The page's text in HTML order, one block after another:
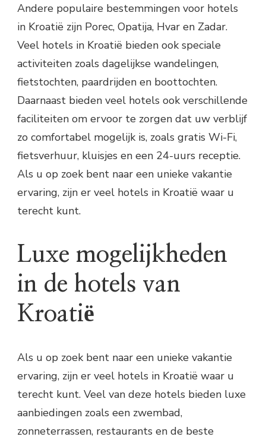
Andere populaire bestemmingen voor hotels
in Kroatië zijn Porec, Opatija, Hvar en Zadar.
Veel hotels in Kroatië bieden ook speciale
activiteiten zoals dagelijkse wandelingen,
fietstochten, paardrijden en boottochten.
Daarnaast bieden veel hotels ook verschillende
faciliteiten om ervoor te zorgen dat uw verblijf
zo comfortabel mogelijk is, zoals gratis Wi-Fi,
fietsverhuur, kluisjes en een 24-uurs receptie.
Als u op zoek bent naar een unieke vakantie
ervaring, zijn er veel hotels in Kroatië waar u
terecht kunt.
Luxe mogelijkheden
in de hotels van
Kroatië
Als u op zoek bent naar een unieke vakantie
ervaring, zijn er veel hotels in Kroatië waar u
terecht kunt. Veel van deze hotels bieden luxe
aanbiedingen zoals een zwembad,
zonneterrassen, restaurants en de beste